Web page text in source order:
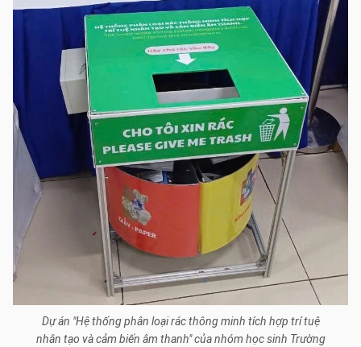
Dự án "Hệ thống phân loại rác thông minh tích hợp trí tuệ
nhân tạo và cảm biến âm thanh" của nhóm học sinh Trường